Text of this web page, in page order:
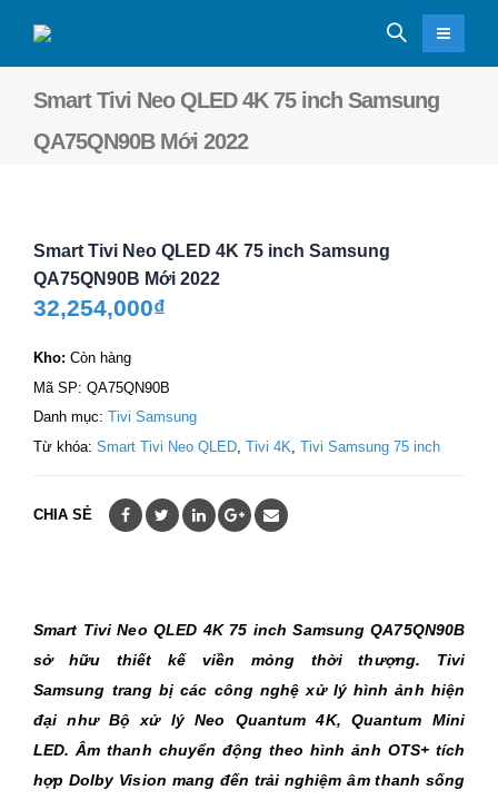
Smart Tivi Neo QLED 4K 75 inch Samsung
QA75QN90B Mới 2022
Smart Tivi Neo QLED 4K 75 inch Samsung
QA75QN90B Mới 2022
32,254,000₫
Kho: Còn hàng
Mã SP: QA75QN90B
Danh mục: Tivi Samsung
Từ khóa: Smart Tivi Neo QLED Tivi 4K Tivi Samsung 75 inch
CHIA SẺ
Smart Tivi Neo QLED 4K 75 inch Samsung QA75QN90B
sở hữu thiết kế viền mỏng thời thượng. Tivi
Samsung trang bị các công nghệ xử lý hình ảnh hiện
đại như Bộ xử lý Neo Quantum 4K, Quantum Mini
LED. Âm thanh chuyển động theo hình ảnh OTS+ tích
hợp Dolby Vision mang đến trải nghiệm âm thanh sống